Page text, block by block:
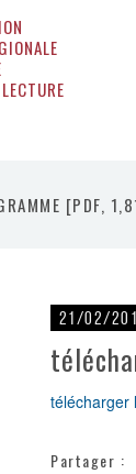
[PDF,
21/02/
télécharger
Partager :